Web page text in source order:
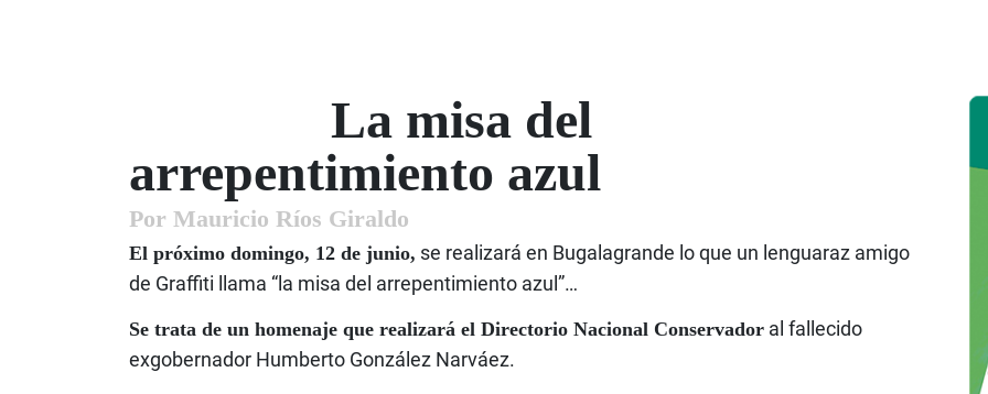
La misa del
arrepentimiento azul
Por Mauricio Ríos Giraldo
El próximo domingo, 12 de junio, se realizará en Bugalagrande lo que un lenguaraz amigo
de Graffiti llama “la misa del arrepentimiento azul”…
Se trata de un homenaje que realizará el Directorio Nacional Conservador al fallecido
exgobernador Humberto González Narváez.